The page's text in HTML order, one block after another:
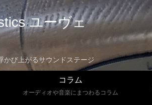
ユーヴェ
かび上がるサウンドステージ
コラム
オーディオや音楽にまつわるコラム